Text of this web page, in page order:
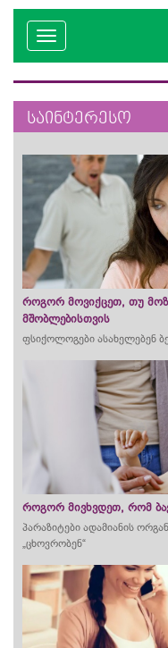
საინტერესო
როგორ მოვიქცეთ, თუ
მშობლებისთვის
ფსიქოლოგები ასახელებენ
როგორ მივხვდეთ, რომ
პარაზიტები ადამიანის
„ცხოვრობენ“